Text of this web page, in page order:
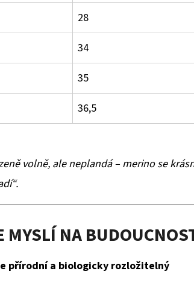
28
34
35
36,5
volně, ale neplandá – merino se
MYSLÍ NA
přírodní a biologicky rozložitelný